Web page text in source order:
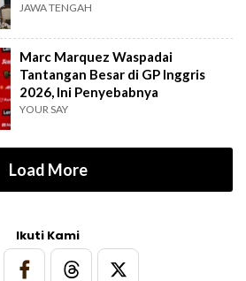
JAWA TENGAH
Marc Marquez Waspadai
Tantangan Besar di GP Inggris
2026, Ini Penyebabnya
YOUR SAY
Load More
Ikuti Kami